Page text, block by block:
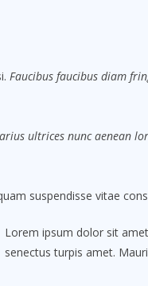
Faucibus faucibus diam
ultrices nunc aenean
suspendisse vitae
Lorem ipsum dolor sit
senectus turpis amet.